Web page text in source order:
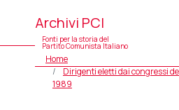
Archivi PCI
Fonti per la storia del
Partito Comunista Italiano
Home
Dirigenti eletti dai congressi
1989